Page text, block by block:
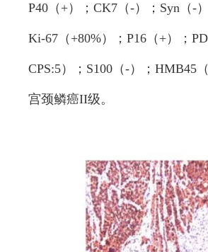
P40（+）；CK7（-）；Syn（-
Ki-67（+80%）；P16（+）；
CPS:5）；S100（-）；HMB45
宫颈鳞癌II级。